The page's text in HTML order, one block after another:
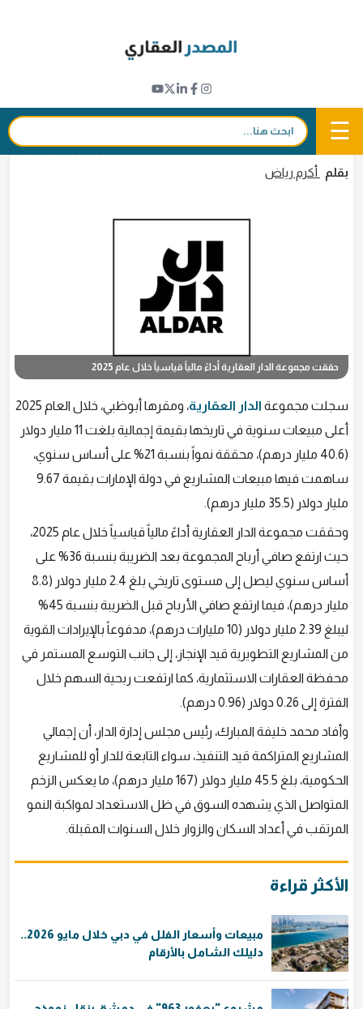
☰ بحث:
"الدار العقارية" تحقق أعلى مبيعات سنوية في
تاريخها خلال 2025 بقيمة 11 مليار دولار
9 فبراير 2026 - 18:50 f
𝕏
in
بقلم أكرم رياض
حققت مجموعة الدار العقارية أداءً مالياً قياسياً خلال عام 2025
سجلت مجموعة الدار العقارية
، ومقرها أبوظبي، خلال العام 2025
أعلى مبيعات سنوية في تاريخها بقيمة إجمالية بلغت 11 مليار دولار
(40.6 مليار درهم)، محققة نمواً بنسبة 21% على أساس سنوي،
ساهمت فيها مبيعات المشاريع في دولة الإمارات بقيمة 9.67
مليار دولار (35.5 مليار درهم).
وحققت مجموعة الدار العقارية أداءً مالياً قياسياً خلال عام 2025،
حيث ارتفع صافي أرباح المجموعة بعد الضريبة بنسبة 36% على
أساس سنوي ليصل إلى مستوى تاريخي بلغ 2.4 مليار دولار (8.8
مليار درهم)، فيما ارتفع صافي الأرباح قبل الضريبة بنسبة 45%
ليبلغ 2.39 مليار دولار (10 مليارات درهم)، مدفوعاً بالإيرادات القوية
من المشاريع التطويرية قيد الإنجاز، إلى جانب التوسع المستمر في
محفظة العقارات الاستثمارية، كما ارتفعت ربحية السهم خلال
الفترة إلى 0.26 دولار (0.96 درهم).
وأفاد محمد خليفة المبارك، رئيس مجلس إدارة الدار، أن إجمالي
المشاريع المتراكمة قيد التنفيذ، سواء التابعة للدار أو للمشاريع
الحكومية، بلغ 45.5 مليار دولار (167 مليار درهم)، ما يعكس الزخم
المتواصل الذي يشهده السوق في ظل الاستعداد لمواكبة النمو
المرتقب في أعداد السكان والزوار خلال السنوات المقبلة.
الأكثر قراءة
مبيعات وأسعار الفلل في دبي خلال مايو 2026..
دليلك الشامل بالأرقام